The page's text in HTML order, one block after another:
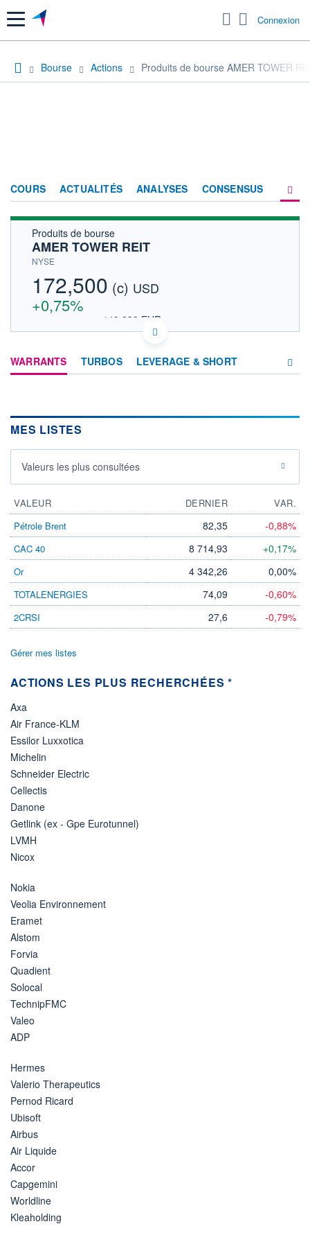
Menu Connexion
Bourse Actions Produits de bourse AMER TOWER
COURS ACTUALITÉS ANALYSES CONSENSUS
HISTORIQUE
Produits de bourse
AMER TOWER REIT
NYSE
172,500 (c) USD
+0,75%
149,238 EUR
Politique d'exécution
OUVERTURE
171,285
CLÔTURE VEILLE
173,770 170,720
712 735
CAPITAL ÉCHANGÉ
0,15%
78 560 MUSD
BAISSE
RENDEMENT PER ESTIMÉ
DERNIER
ÉCHANGE
07.08.26 / 21:59:58
ÉLIGIBILITÉ
Non éligible
Boursobank
WARRANTS TURBOS LEVERAGE & SHORT
D'INVESTISSEMENT
MES LISTES
Valeurs les plus consultées
VALEUR DERNIER
VAR.
Pétrole Brent
82,35 -0,88%
CAC 40 8 714,93 +0,17%
Or 4 342,26 0,00%
TOTALENERGIES 74,09 -0,60%
2CRSI 27,6 -0,79%
Gérer mes listes
ACTIONS LES PLUS RECHERCHÉES *
Axa
Air France-KLM
Essilor Luxxotica
Michelin
Schneider Electric
Cellectis
Danone
Getlink (ex - Gpe Eurotunnel)
LVMH
Nicox
Nokia
Veolia Environnement
Eramet
Alstom
Forvia
Quadient
Solocal
TechnipFMC
Valeo
ADP
Hermes
Valerio Therapeutics
Pernod Ricard
Ubisoft
Airbus
Air Liquide
Accor
Capgemini
Worldline
Kleaholding